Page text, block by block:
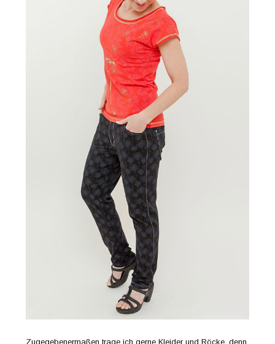
Zugegebenermaßen trage ich gerne Kleider und Röcke, denn